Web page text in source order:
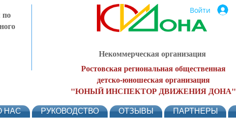
по
Войти
Некоммерческая организация
Ростовская региональная общественная
детско-юношеская организация
"ЮНЫЙ ИНСПЕКТОР ДВИЖЕНИЯ ДОНА"
НАС РУКОВОДСТВО ОТЗЫВЫ ПАРТНЕРЫ